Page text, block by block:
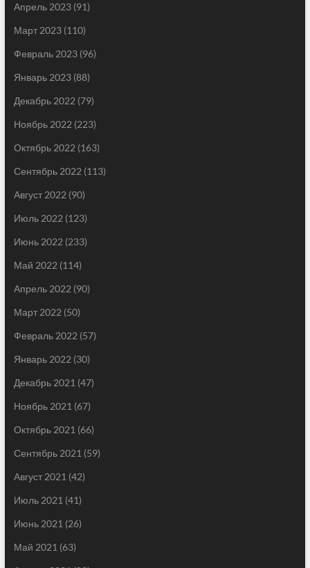
Апрель 2023(91)
Март 2023(110)
Февраль 2023(96)
Январь 2023(88)
Декабрь 2022 (79)
Ноябрь 2022 (223)
Октябрь 2022 (163)
Сентябрь 2022 (113)
Август 2022 (90)
Июль 2022 (123)
Июнь 2022 (233)
Май 2022 (114)
Апрель 2022 (90)
Март 2022 (50)
Февраль 2022 (57)
Январь 2022 (30)
Декабрь 2021 (47)
Ноябрь 2021 (67)
Октябрь 2021 (66)
Сентябрь 2021 (59)
Август 2021 (42)
Июль 2021 (41)
Июнь 2021 (26)
Май 2021 (63)